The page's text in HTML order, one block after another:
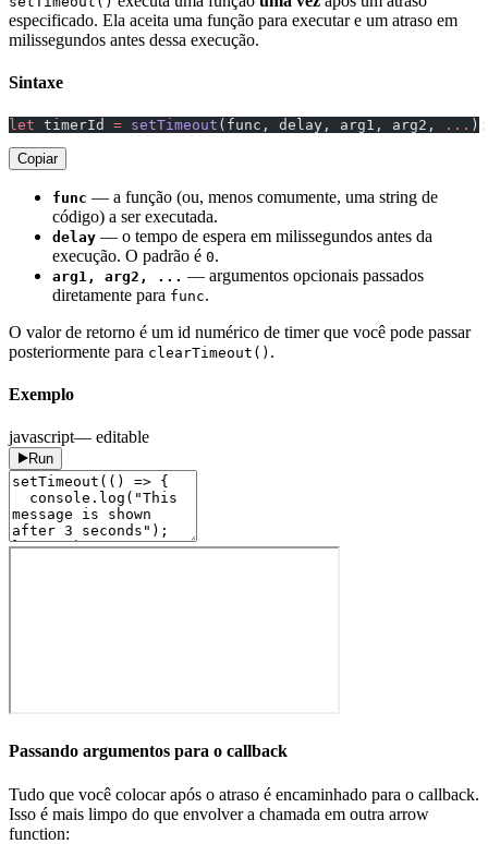
especificado. Ela aceita uma função para executar e um atraso em
milissegundos antes dessa execução.
Sintaxe
let timerId = setTimeout (func, delay, arg1, arg2, ... );
Copiar
func — a função (ou, menos comumente, uma string de
código) a ser executada.
delay — o tempo de espera em milissegundos antes da
execução. O padrão é 0.
arg1, arg2, ... — argumentos opcionais passados
diretamente para func.
O valor de retorno é um id numérico de timer que você pode passar
posteriormente para clearTimeout() .
Exemplo
javascript— editable
Run
Passando argumentos para o callback
Tudo que você colocar após o atraso é encaminhado para o callback.
Isso é mais limpo do que envolver a chamada em outra arrow
function: